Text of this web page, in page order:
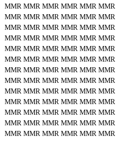
MMR MMR MMR MMR MMR MMR
MMR MMR MMR MMR MMR MMR
MMR MMR MMR MMR MMR MMR
MMR MMR MMR MMR MMR MMR
MMR MMR MMR MMR MMR MMR
MMR MMR MMR MMR MMR MMR
MMR MMR MMR MMR MMR MMR
MMR MMR MMR MMR MMR MMR
MMR MMR MMR MMR MMR MMR
MMR MMR MMR MMR MMR MMR
MMR MMR MMR MMR MMR MMR
MMR MMR MMR MMR MMR MMR
MMR MMR MMR MMR MMR MMR